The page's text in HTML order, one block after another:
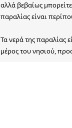
αλλά βεβαίως
παραλίας είναι
Τα νερά της παραλίας
μέρος του νησιού,